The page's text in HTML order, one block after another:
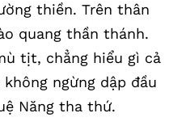
thiền. Trên thân
quang thần thánh.
tịt, chẳng hiểu gì cả
ngừng dập đầu
Năng tha thứ.